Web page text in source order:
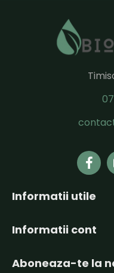
Informatii utile
Informatii cont
Aboneaza-te la